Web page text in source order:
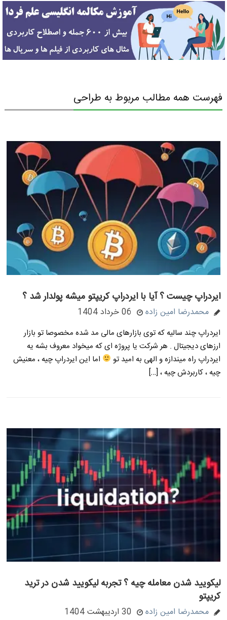
فهرست همه مطالب مربوط به طراحی
ایردراپ چیست ؟ آیا با ایردراپ کریپتو میشه پولدار شد ؟
محمدرضا امین زاده 06 خرداد 1404
ایردراپ چند سالیه که توی بازارهای مالی مد شده مخصوصا تو بازار
ارزهای دیجیتال . هر شرکت یا پروژه ای که میخواد معروف بشه یه
ایردراپ راه میندازه و الهی به امید تو
اما این ایردراپ چیه ، معنیش
چیه ، کاربردش چیه ، […]
لیکویید شدن معامله چیه ؟ تجربه لیکویید شدن در ترید
کریپتو
محمدرضا امین زاده 30 اردیبهشت 1404